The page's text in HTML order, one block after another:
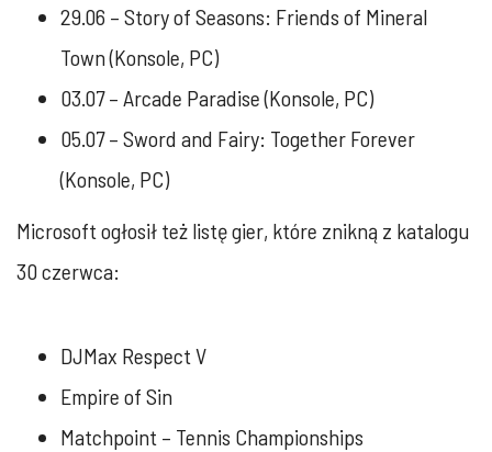
29.06 – Story of Seasons: Friends of Mineral
Town (Konsole, PC)
03.07 – Arcade Paradise (Konsole, PC)
05.07 – Sword and Fairy: Together Forever
(Konsole, PC)
Microsoft ogłosił też listę gier, które znikną z katalogu
30 czerwca:
DJMax Respect V
Empire of Sin
Matchpoint – Tennis Championships